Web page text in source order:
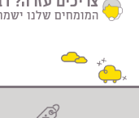
המומחים שלנו